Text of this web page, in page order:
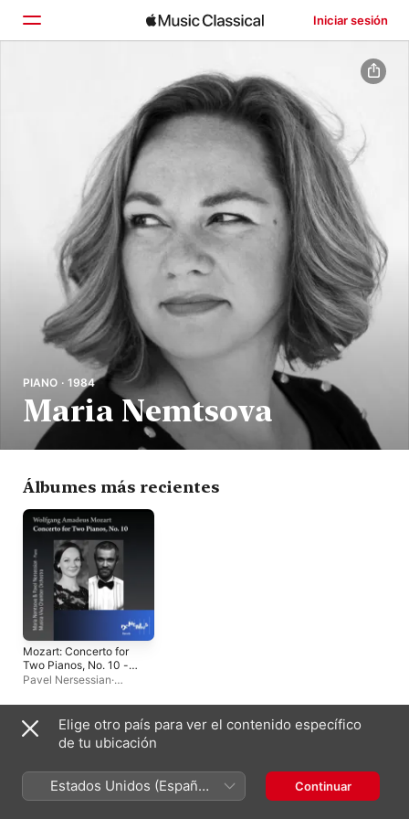
Iniciar sesión
Explorar
Buscar
PIANO · 1984
Maria Nemtsova
Álbumes más recientes
Mozart: Concerto for
Two Pianos, No. 10 -
EP
Pavel Nersessian·
Viva Chamber Orchestra·
Maria Nemtsova
Sencillos y EP
Elige otro país para ver el contenido específico
de tu ubicación
Estados Unidos (Español
México)
Continuar